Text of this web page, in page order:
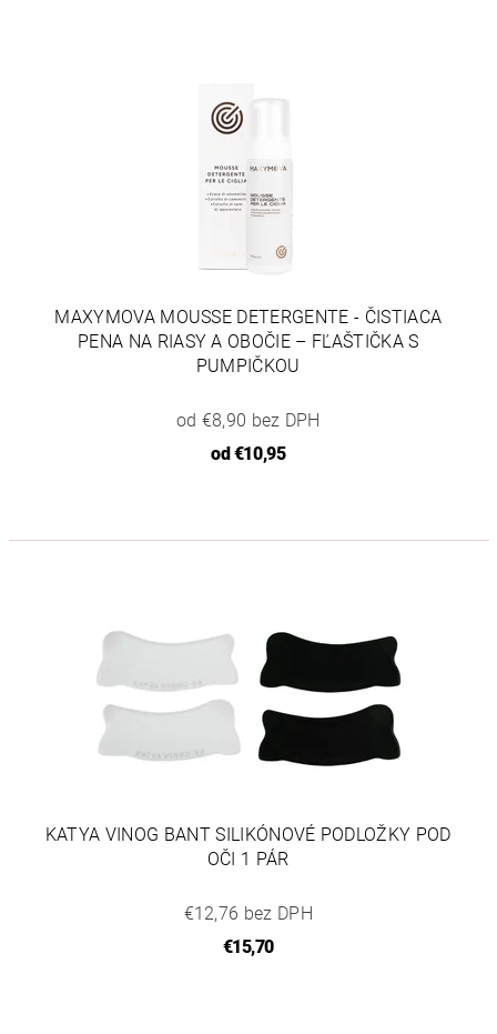
MAXYMOVA MOUSSE DETERGENTE - ČISTIACA
PENA NA RIASY A OBOČIE – FĽAŠTIČKA S
PUMPIČKOU
od €8,90 bez DPH
od €10,95
KATYA VINOG BANT SILIKÓNOVÉ PODLOŽKY POD
OČI 1 PÁR
€12,76 bez DPH
€15,70